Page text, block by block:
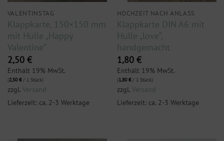
VALENTINSTAG
Klappkarte, 150×150 mm
mit Hülle „Happy
Valentine“
2,50 €
Enthält 19% MwSt.
(2,50€/ 1 Stück)
zzgl. Versand
Lieferzeit: ca. 2-3 Werktage
HOCHZEIT NACH ANLASS
Klappkarte DIN A6 mit
Hülle „love“,
handgemacht
1,80 €
Enthält 19% MwSt.
(1,80€/ 1 Stück)
zzgl. Versand
Lieferzeit: ca. 2-3 Werktage